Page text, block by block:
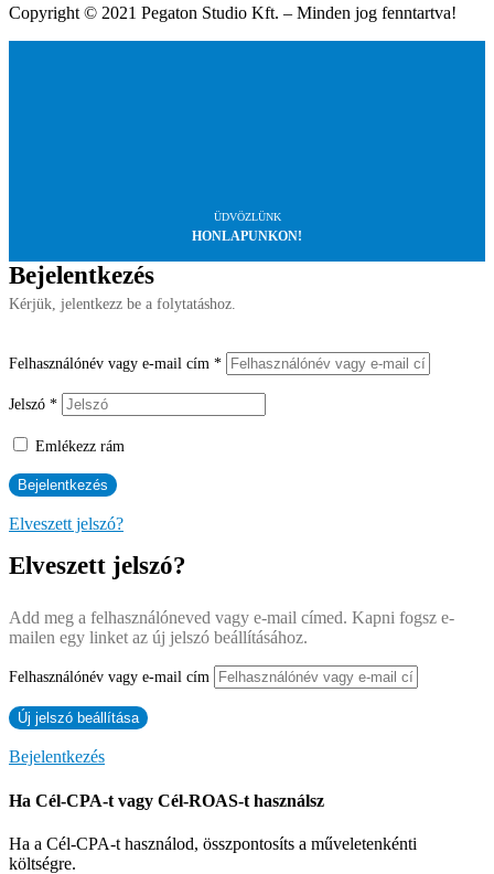
Copyright © 2021 Pegaton Studio Kft. – Minden jog fenntartva!
ÜDVÖZLÜNK
HONLAPUNKON!
Bejelentkezés
Kérjük, jelentkezz be a folytatáshoz.
Felhasználónév vagy e-mail cím *
Jelszó *
Emlékezz rám
Elveszett jelszó?
Elveszett jelszó?
Add meg a felhasználóneved vagy e-mail címed. Kapni fogsz e-
mailen egy linket az új jelszó beállításához.
Felhasználónév vagy e-mail cím
Bejelentkezés
Ha Cél-CPA-t vagy Cél-ROAS-t használsz
Ha a Cél-CPA-t használod, összpontosíts a műveletenkénti
költségre.